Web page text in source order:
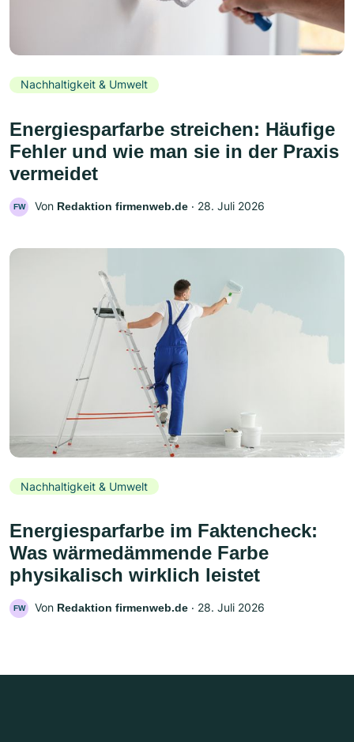
Nachhaltigkeit & Umwelt
Energiesparfarbe streichen: Häufige
Fehler und wie man sie in der Praxis
vermeidet
FW Von Redaktion firmenweb.de ‧ 28. Juli 2026
Nachhaltigkeit & Umwelt
Energiesparfarbe im Faktencheck:
Was wärmedämmende Farbe
physikalisch wirklich leistet
FW Von Redaktion firmenweb.de ‧ 28. Juli 2026